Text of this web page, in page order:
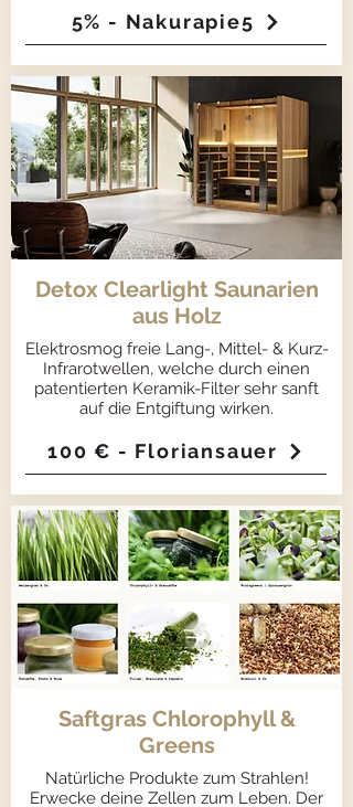
5% - Nakurapie5
Detox Clearlight Saunarien
aus Holz
Elektrosmog freie Lang-, Mittel- & Kurz-
Infrarotwellen, welche durch einen
patentierten Keramik-Filter sehr sanft
auf die Entgiftung wirken.
100 € - Floriansauer
Saftgras Chlorophyll &
Greens
Natürliche Produkte zum Strahlen!
Erwecke deine Zellen zum Leben. Der